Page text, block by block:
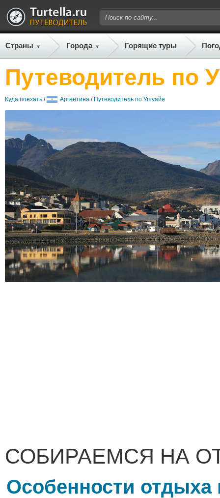
Страны Города Горящие туры
Путеводитель по
Куда поехать / Аргентина / Путеводитель по Ушуайе
СОБИРАЕМСЯ НА
Особенности отдыха